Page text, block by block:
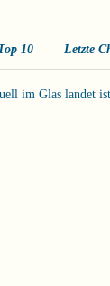
10 Letzte
im Glas landet